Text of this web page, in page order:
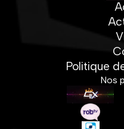
Politique
Nos